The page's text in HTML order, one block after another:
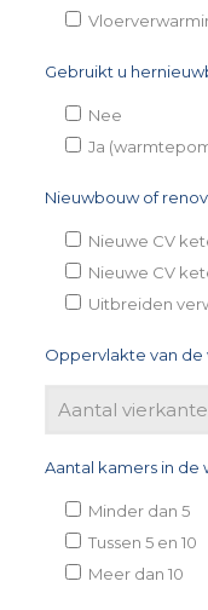
Gebruikt u
Nee
Ja
Nieuwbouw of
Nieuwe CV
Nieuwe CV
Uitbreiden
Oppervlakte van de
Aantal kamers in de
Minder dan 5
Tussen 5 en 10
Meer dan 10